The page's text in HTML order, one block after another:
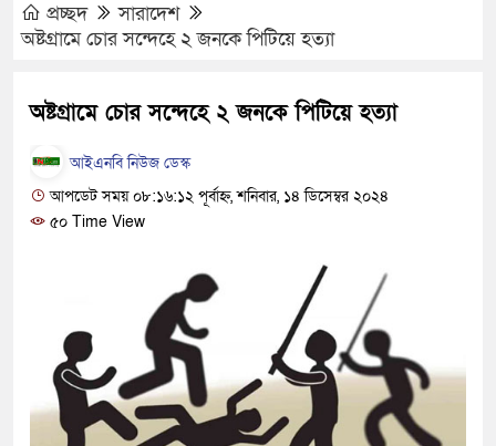
হবে: প্রধানমন্ত্রী
পুলিশ কোনো দলের বা গোষ্ঠীর
গাজীপুরে সাতজনকে হত্যার
হারুনসহ ১০ জন
ঢাকার চারপাশে সচল হবে নৌপথ,
রাজধানীর দুই মেট্রো স্টেশনে
প্রচ্ছদ
সারাদেশ
অষ্টগ্রামে চোর সন্দেহে ২ জনকে পিটিয়ে হত্যা
অষ্টগ্রামে চোর সন্দেহে ২ জনকে পিটিয়ে হত্যা
আইএনবি নিউজ ডেস্ক
আপডেট সময় ০৮:১৬:১২ পূর্বাহ্ন, শনিবার, ১৪ ডিসেম্বর ২০২৪
৫০ Time View